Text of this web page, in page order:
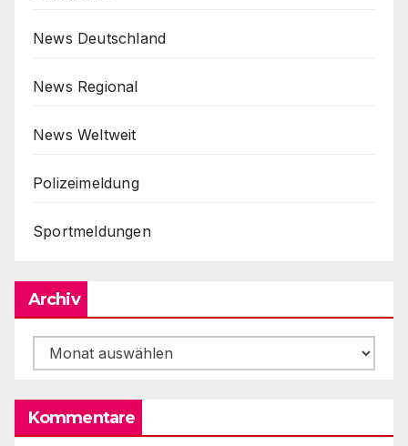
News Deutschland
News Regional
News Weltweit
Polizeimeldung
Sportmeldungen
Archiv
Archiv
Kommentare